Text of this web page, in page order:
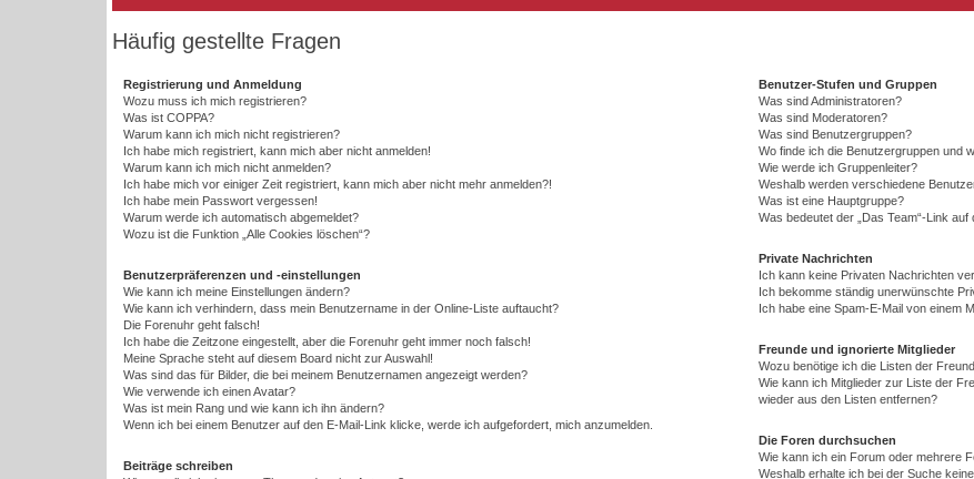
Häufig gestellte Fragen
Registrierung und Anmeldung
Wozu muss ich mich registrieren?
Was ist COPPA?
Warum kann ich mich nicht registrieren?
Ich habe mich registriert, kann mich aber nicht anmelden!
Warum kann ich mich nicht anmelden?
Ich habe mich vor einiger Zeit registriert, kann mich aber nicht mehr anmelden?!
Ich habe mein Passwort vergessen!
Warum werde ich automatisch abgemeldet?
Wozu ist die Funktion „Alle Cookies löschen“?
Benutzerpräferenzen und -einstellungen
Wie kann ich meine Einstellungen ändern?
Wie kann ich verhindern, dass mein Benutzername in der Online-Liste auftaucht?
Die Forenuhr geht falsch!
Ich habe die Zeitzone eingestellt, aber die Forenuhr geht immer noch falsch!
Meine Sprache steht auf diesem Board nicht zur Auswahl!
Was sind das für Bilder, die bei meinem Benutzernamen angezeigt werden?
Wie verwende ich einen Avatar?
Was ist mein Rang und wie kann ich ihn ändern?
Wenn ich bei einem Benutzer auf den E-Mail-Link klicke, werde ich aufgefordert, mich anzumelden.
Beiträge schreiben
Benutzer-Stufen und Gruppen
Was sind Administratoren?
Was sind Moderatoren?
Was sind Benutzergruppen?
Wo finde ich die Benutzergruppen und
Wie werde ich Gruppenleiter?
Weshalb werden verschiedene
Was ist eine Hauptgruppe?
Was bedeutet der „Das Team“-Link auf
Private Nachrichten
Ich kann keine Privaten Nachrichten
Ich bekomme ständig unerwünschte
Ich habe eine Spam-E-Mail von einem
Freunde und ignorierte Mitglieder
Wozu benötige ich die Listen der
Wie kann ich Mitglieder zur Liste der
wieder aus den Listen entfernen?
Die Foren durchsuchen
Wie kann ich ein Forum oder mehrere
Weshalb erhalte ich bei der Suche